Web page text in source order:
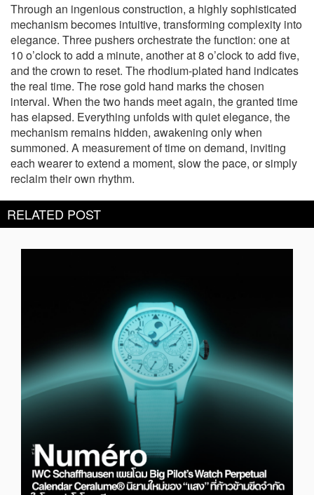
Through an ingenious construction, a highly sophisticated
mechanism becomes intuitive, transforming complexity into
elegance. Three pushers orchestrate the function: one at
10 o’clock to add a minute, another at 8 o’clock to add five,
and the crown to reset. The rhodium-plated hand indicates
the real time. The rose gold hand marks the chosen
interval. When the two hands meet again, the granted time
has elapsed. Everything unfolds with quiet elegance, the
mechanism remains hidden, awakening only when
summoned. A measurement of time on demand, inviting
each wearer to extend a moment, slow the pace, or simply
reclaim their own rhythm.
RELATED POST